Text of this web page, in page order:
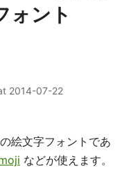
ォント
2014-07-22
絵文字フォントであ
などが使えます。